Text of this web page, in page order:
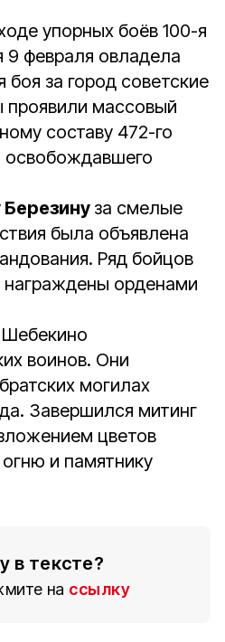
упорных боёв 100-я
9 февраля овладела
за город советские
массовый
составу 472-го
освобождавшего
за смелые
была объявлена
Ряд бойцов
орденами
воинов. Они
могилах
Завершился митинг
цветов
и памятнику
в тексте?
на ссылку